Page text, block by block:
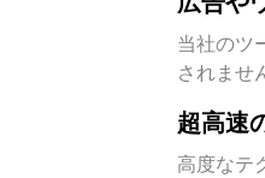
当社のツ
されませ
超高速
高度なテ